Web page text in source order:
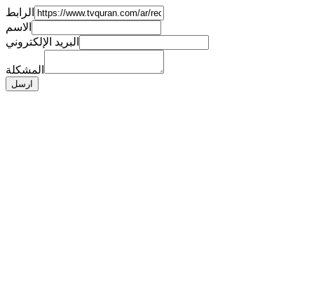
الرابط
الاسم
البريد الإلكتروني
المشكلة
ارسل